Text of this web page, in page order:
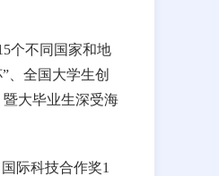
个不同国家和地
、全国大学生创
大毕业生深受海
际科技合作奖1